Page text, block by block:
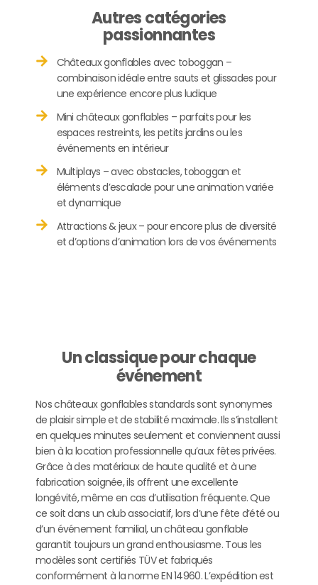
Autres catégories
passionnantes
Châteaux gonflables avec toboggan –
combinaison idéale entre sauts et glissades pour
une expérience encore plus ludique
Mini châteaux gonflables – parfaits pour les
espaces restreints, les petits jardins ou les
événements en intérieur
Multiplays – avec obstacles, toboggan et
éléments d’escalade pour une animation variée
et dynamique
Attractions & jeux – pour encore plus de diversité
et d’options d’animation lors de vos événements
Un classique pour chaque
événement
Nos châteaux gonflables standards sont synonymes
de plaisir simple et de stabilité maximale. Ils s’installent
en quelques minutes seulement et conviennent aussi
bien à la location professionnelle qu’aux fêtes privées.
Grâce à des matériaux de haute qualité et à une
fabrication soignée, ils offrent une excellente
longévité, même en cas d’utilisation fréquente. Que
ce soit dans un club associatif, lors d’une fête d’été ou
d’un événement familial, un château gonflable
garantit toujours un grand enthousiasme. Tous les
modèles sont certifiés TÜV et fabriqués
conformément à la norme EN 14960. L’expédition est